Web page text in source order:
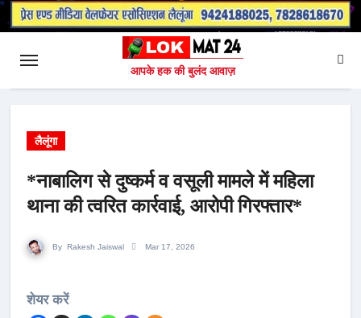
आपके हक की बुलंद आवाज़
लैलूंगा
*नाबालिग से दुष्कर्म व वसूली मामले में महिला
थाना की त्वरित कार्रवाई, आरोपी गिरफ्तार*
By Rakesh Jaiswal Mar 17, 2026
शेयर करें